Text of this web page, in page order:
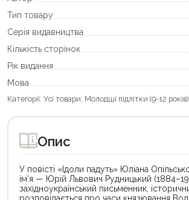
Тип товару
Серія видавництва
Кількість сторінок
Рік видання
Мова
Категорії: Усі товари Молодші підлітки (9-12 років)
Опис
У повісті «Ідоли падуть» Юліана
ім’я — Юрій Львович Рудницький
західноукраїнський письменник,
розповідається про часи князювання